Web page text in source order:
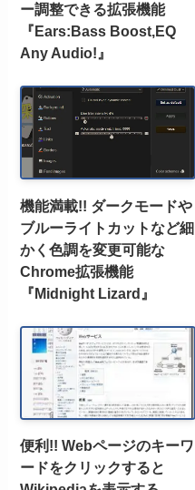
ー調整できる拡張機能
『Ears:Bass Boost,EQ
Any Audio!』
機能満載!! ダークモードや
ブルーライトカットなど細
かく色調を変更可能な
Chrome拡張機能
『Midnight Lizard』
便利!! Webページのキーワ
ードをクリックすると